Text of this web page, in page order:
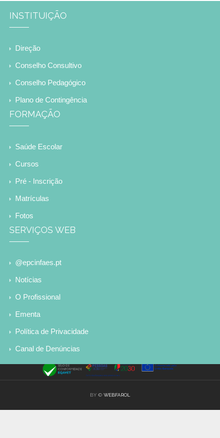
INSTITUIÇÃO
Direção
Conselho Consultivo
Conselho Pedagógico
Plano de Contingência
FORMAÇÃO
Saúde Escolar
Cursos
Pré - Inscrição
Matrículas
Fotos
SERVIÇOS WEB
@epcinfaes.pt
Notícias
O Profissional
Ementa
Política de Privacidade
Canal de Denúncias
BY © WEBFAROL